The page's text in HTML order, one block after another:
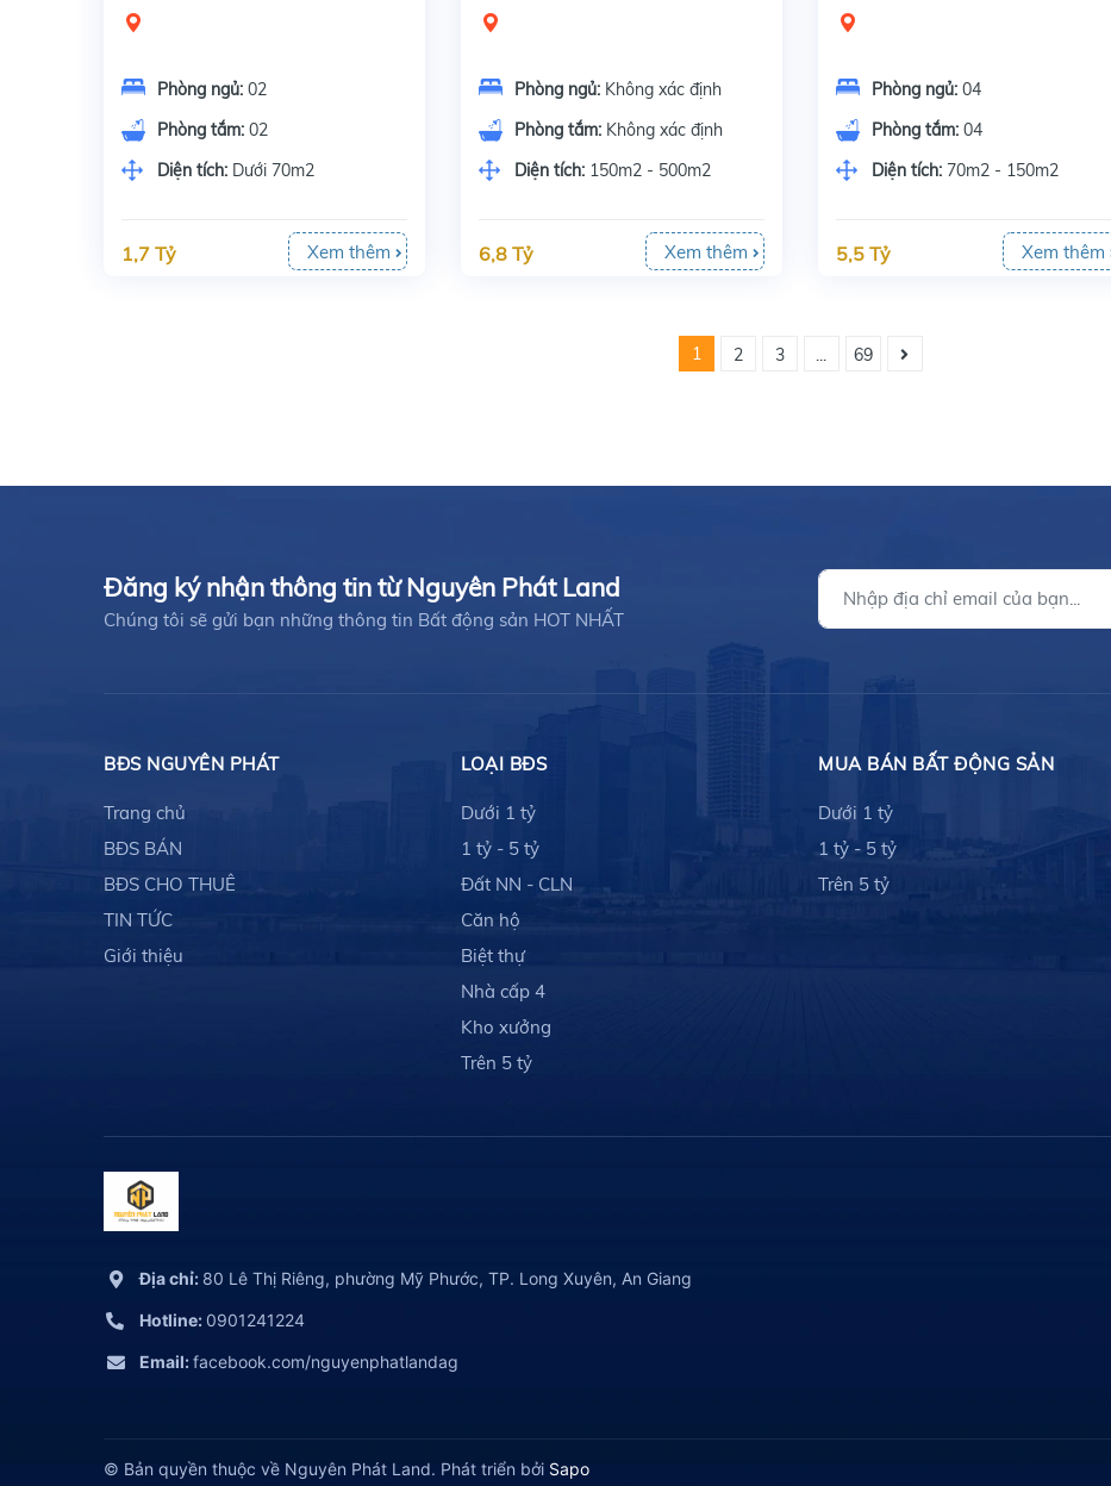
Phòng ngủ: 02
Phòng tắm: 02
Diện tích: Dưới 70m2
1,7 Tỷ Xem thêm
Phòng ngủ: Không xác định
Phòng tắm: Không xác định
Diện tích: 150m2 - 500m2
6,8 Tỷ Xem thêm
Phòng ngủ: 04
Phòng tắm: 04
Diện tích: 70m2 - 150m2
5,5 Tỷ Xem thêm
1 2 3 ... 69
Đăng ký nhận thông tin từ Nguyên Phát Land
Chúng tôi sẽ gửi bạn những thông tin Bất động sản HOT NHẤT
BĐS NGUYÊN PHÁT
Trang chủ
BĐS BÁN
BĐS CHO THUÊ
TIN TỨC
Giới thiệu
LOẠI BĐS
Dưới 1 tỷ
1 tỷ - 5 tỷ
Đất NN - CLN
Căn hộ
Biệt thự
Nhà cấp 4
Kho xưởng
Trên 5 tỷ
MUA BÁN BẤT ĐỘNG SẢN
Dưới 1 tỷ
1 tỷ - 5 tỷ
Trên 5 tỷ
Địa chỉ: 80 Lê Thị Riêng, phường Mỹ Phước, TP. Long Xuyên, An Giang
Hotline: 0901241224
Email:facebook.com/nguyenphatlandag
© Bản quyền thuộc về Nguyên Phát Land. Phát triển bởi Sapo